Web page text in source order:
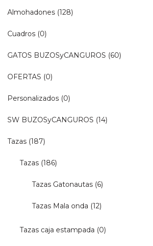
Almohadones (128)
Cuadros (0)
GATOS BUZOSyCANGUROS (60)
OFERTAS (0)
Personalizados (0)
SW BUZOSyCANGUROS (14)
Tazas (187)
Tazas (186)
Tazas Gatonautas (6)
Tazas Mala onda (12)
Tazas caja estampada (0)